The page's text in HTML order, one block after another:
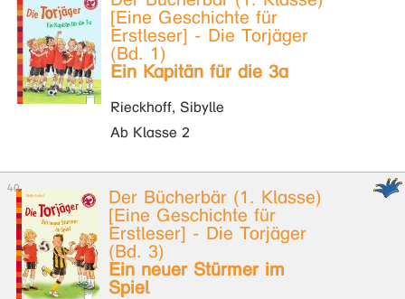
[Eine Geschichte für
Erstleser] - Die Torjäger
(Bd. 1)
Ein Kapitän für die 3a
Rieckhoff, Sibylle
Ab Klasse 2
Der Bücherbär (1. Klasse)
[Eine Geschichte für
Erstleser] - Die Torjäger
(Bd. 3)
Ein neuer Stürmer im
Spiel